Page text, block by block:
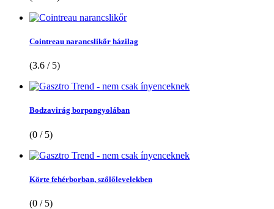
Cointreau narancslikőr házilag
(3.6 / 5)
Bodzavirág borpongyolában
(0 / 5)
Körte fehérborban, szőlőlevelekben
(0 / 5)